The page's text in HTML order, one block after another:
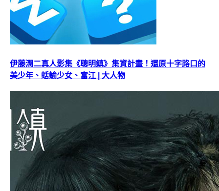
伊藤潤二真人影集《聰明鎮》集資計畫！還原十字路口的
美少年、蛞蝓少女、富江 | 大人物